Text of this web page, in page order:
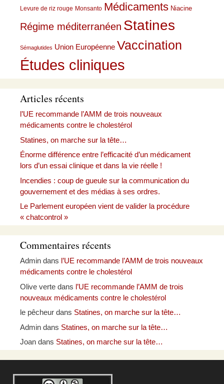
Levure de riz rouge Monsanto Médicaments Niacine
Régime méditerranéen Statines
Sémaglutides Union Européenne Vaccination
Études cliniques
Articles récents
l’UE recommande l’AMM de trois nouveaux
médicaments contre le cholestérol
Statines, on marche sur la tête…
Énorme différence entre l’efficacité d’un médicament
lors d’un essai clinique et dans la vie réelle !
Incendies : coup de gueule sur la communication du
gouvernement et des médias à ses ordres.
Le Parlement européen vient de valider la procédure
« chatcontrol »
Commentaires récents
Admin dans l’UE recommande l’AMM de trois nouveaux
médicaments contre le cholestérol
Olive verte dans l’UE recommande l’AMM de trois
nouveaux médicaments contre le cholestérol
le pêcheur dans Statines, on marche sur la tête…
Admin dans Statines, on marche sur la tête…
Joan dans Statines, on marche sur la tête…